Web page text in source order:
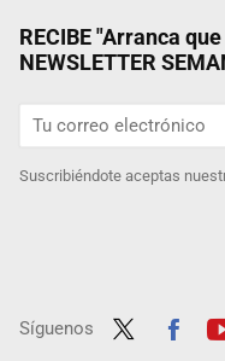
RECIBE "Arranca
NEWSLETTER
Suscribiéndote aceptas
Síguenos